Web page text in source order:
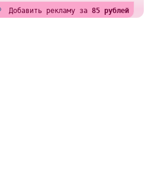
Добавить рекламу за 85 рублей